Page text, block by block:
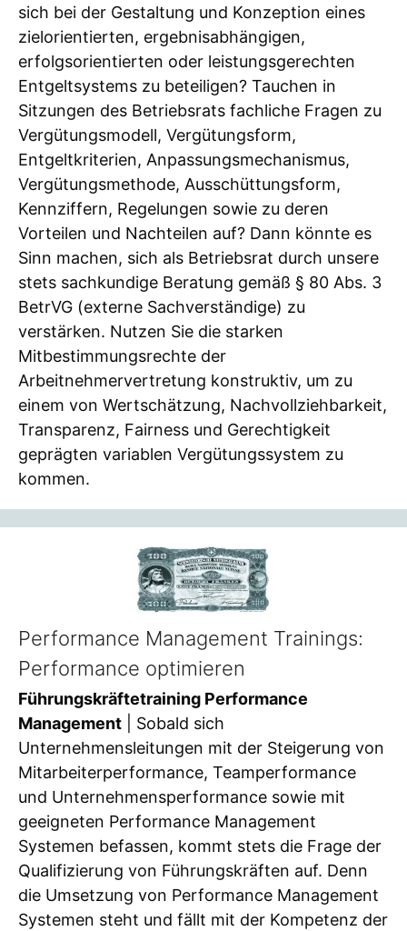
sich bei der Gestaltung und Konzeption eines
zielorientierten, ergebnisabhängigen,
erfolgsorientierten oder leistungsgerechten
Entgeltsystems zu beteiligen? Tauchen in
Sitzungen des Betriebsrats fachliche Fragen zu
Vergütungsmodell, Vergütungsform,
Entgeltkriterien, Anpassungsmechanismus,
Vergütungsmethode, Ausschüttungsform,
Kennziffern, Regelungen sowie zu deren
Vorteilen und Nachteilen auf? Dann könnte es
Sinn machen, sich als Betriebsrat durch unsere
stets sachkundige Beratung gemäß § 80 Abs. 3
BetrVG (externe Sachverständige) zu
verstärken. Nutzen Sie die starken
Mitbestimmungsrechte der
Arbeitnehmervertretung konstruktiv, um zu
einem von Wertschätzung, Nachvollziehbarkeit,
Transparenz, Fairness und Gerechtigkeit
geprägten variablen Vergütungssystem zu
kommen.
Performance Management Trainings:
Performance optimieren
Führungskräftetraining Performance
Management | Sobald sich
Unternehmensleitungen mit der Steigerung von
Mitarbeiterperformance, Teamperformance
und Unternehmensperformance sowie mit
geeigneten Performance Management
Systemen befassen, kommt stets die Frage der
Qualifizierung von Führungskräften auf. Denn
die Umsetzung von Performance Management
Systemen steht und fällt mit der Kompetenz der